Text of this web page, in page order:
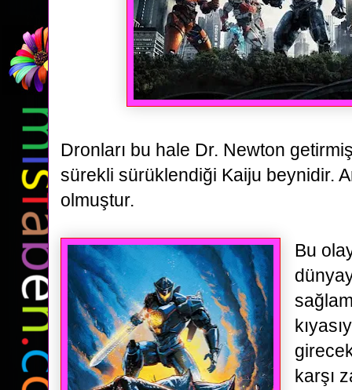
Dronları bu hale Dr. Newton
sürekli sürüklendiği Kaiju beynidir.
olmuştur.
Bu
karşı